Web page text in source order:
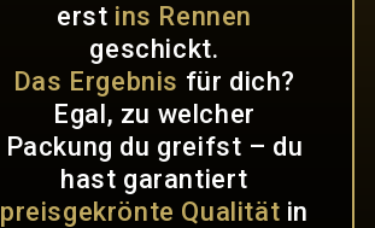
erst ins Rennen
geschickt.
Das Ergebnis für dich?
Egal, zu welcher
Packung du greifst – du
hast garantiert
preisgekrönte Qualität in